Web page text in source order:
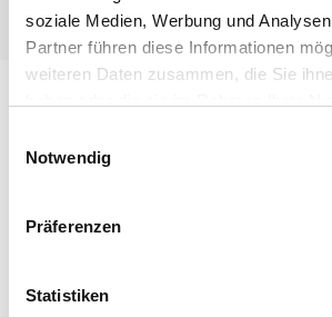
soziale Medien, Werbung und
Partner führen diese Informationen
weiteren Daten zusammen, die Sie
Notwendig
Präferenzen
Statistiken